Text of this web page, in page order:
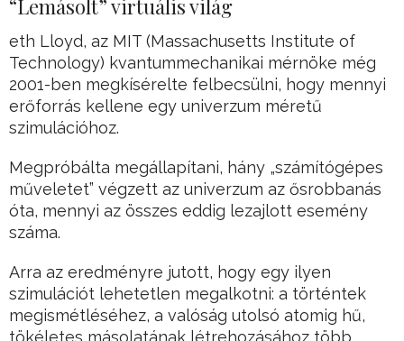
“Lemásolt” virtuális világ
eth Lloyd, az MIT (Massachusetts Institute of
Technology) kvantummechanikai mérnöke még
2001-ben megkísérelte felbecsülni, hogy mennyi
erőforrás kellene egy univerzum méretű
szimulációhoz.
Megpróbálta megállapítani, hány „számítógépes
műveletet” végzett az univerzum az ősrobbanás
óta, mennyi az összes eddig lezajlott esemény
száma.
Arra az eredményre jutott, hogy egy ilyen
szimulációt lehetetlen megalkotni: a történtek
megismétléséhez, a valóság utolsó atomig hű,
tökéletes másolatának létrehozásához több